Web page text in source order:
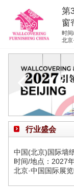
第
窗
时间
北京
展商服务
观众服务
展位图纸
资料下载
展位申请
集团展会
行业盛会
中国(北京)国际墙
时间/地点：2027
北京·中国国际展